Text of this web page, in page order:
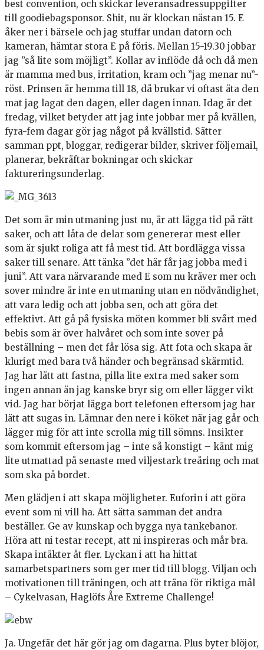
best convention, och skickar leveransadressuppgifter
till goodiebagsponsor. Shit, nu är klockan nästan 15. E
åker ner i bärsele och jag stuffar undan datorn och
kameran, hämtar stora E på föris. Mellan 15-19.30 jobbar
jag ”så lite som möjligt”. Kollar av inflöde då och då men
är mamma med bus, irritation, kram och ”jag menar nu”-
röst. Prinsen är hemma till 18, då brukar vi oftast äta den
mat jag lagat den dagen, eller dagen innan. Idag är det
fredag, vilket betyder att jag inte jobbar mer på kvällen,
fyra-fem dagar gör jag något på kvällstid. Sätter
samman ppt, bloggar, redigerar bilder, skriver följemail,
planerar, bekräftar bokningar och skickar
faktureringsunderlag.
Det som är min utmaning just nu, är att lägga tid på rätt
saker, och att låta de delar som genererar mest eller
som är sjukt roliga att få mest tid. Att bordlägga vissa
saker till senare. Att tänka ”det här får jag jobba med i
juni”. Att vara närvarande med E som nu kräver mer och
sover mindre är inte en utmaning utan en nödvändighet,
att vara ledig och att jobba sen, och att göra det
effektivt. Att gå på fysiska möten kommer bli svårt med
bebis som är över halvåret och som inte sover på
beställning – men det får lösa sig. Att fota och skapa är
klurigt med bara två händer och begränsad skärmtid.
Jag har lätt att fastna, pilla lite extra med saker som
ingen annan än jag kanske bryr sig om eller lägger vikt
vid. Jag har börjat lägga bort telefonen eftersom jag har
lätt att sugas in. Lämnar den nere i köket när jag går och
lägger mig för att inte scrolla mig till sömns. Insikter
som kommit eftersom jag – inte så konstigt – känt mig
lite utmattad på senaste med viljestark treåring och mat
som ska på bordet.
Men glädjen i att skapa möjligheter. Euforin i att göra
event som ni vill ha. Att sätta samman det andra
beställer. Ge av kunskap och bygga nya tankebanor.
Höra att ni testar recept, att ni inspireras och mår bra.
Skapa intäkter åt fler. Lyckan i att ha hittat
samarbetspartners som ger mer tid till blogg. Viljan och
motivationen till träningen, och att träna för riktiga mål
– Cykelvasan, Haglöfs Åre Extreme Challenge!
Ja. Ungefär det här gör jag om dagarna. Plus byter blöjor,